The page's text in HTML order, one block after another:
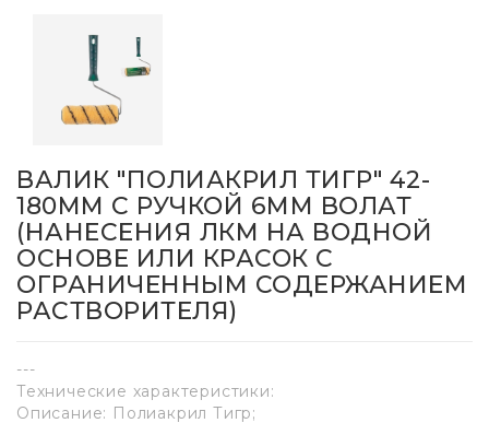
ВАЛИК "ПОЛИАКРИЛ ТИГР" 42-
180ММ С РУЧКОЙ 6ММ ВОЛАТ
(НАНЕСЕНИЯ ЛКМ НА ВОДНОЙ
ОСНОВЕ ИЛИ КРАСОК С
ОГРАНИЧЕННЫМ СОДЕРЖАНИЕМ
РАСТВОРИТЕЛЯ)
---
Технические характеристики:
Описание: Полиакрил Тигр;